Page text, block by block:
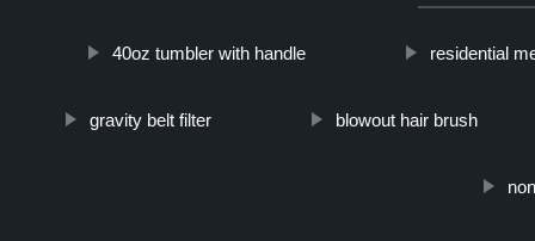
40oz tumbler with handle residential
gravity belt filter blowout hair brush